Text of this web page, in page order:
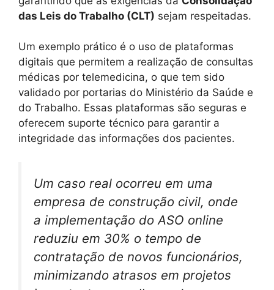
das Leis do Trabalho (CLT) sejam respeitadas.
Um exemplo prático é o uso de plataformas
digitais que permitem a realização de consultas
médicas por telemedicina, o que tem sido
validado por portarias do Ministério da Saúde e
do Trabalho. Essas plataformas são seguras e
oferecem suporte técnico para garantir a
integridade das informações dos pacientes.
Um caso real ocorreu em uma
empresa de construção civil, onde
a implementação do ASO online
reduziu em 30% o tempo de
contratação de novos funcionários,
minimizando atrasos em projetos